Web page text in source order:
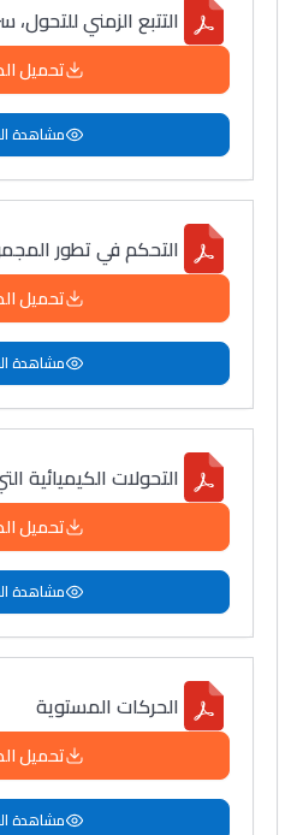
التتبع الزمني للتحول،
تحميل
مشاهدة
التحكم في تطور
تحميل
مشاهدة
التحولات الكيميائية
تحميل
مشاهدة
الحركات المستوية
تحميل
مشاهدة